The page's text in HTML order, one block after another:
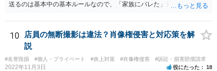
送るのは基本中の基本ルールなので、「家族にバレた」云々の主張を
う場合、相手の自宅へ送ってトラブルが家人に発覚することを避ける
配慮から、代理人事務所へ要求内容をFAXしたりという工夫をするこ
ともありますが、内容証明郵便はそういうわけにはいかないため、原
則通りの対応で差し支えないと思います。
10
店員の無断撮影は違法？肖像権侵害と対応策を解
説
#名誉毀損 #個人・プライベート #炎上対策 #肖像権侵害 #訴訟・損害賠償請求
2022年11月3日 役にたった 18